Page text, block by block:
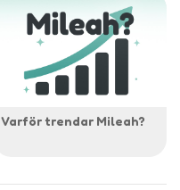
Varför trendar Mileah?